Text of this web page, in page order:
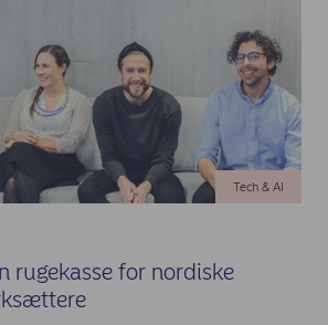
Tech & AI
rugekasse for nordiske